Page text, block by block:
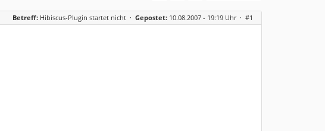
Betreff: Hibiscus-Plugin startet nicht · Gepostet: 10.08.2007 - 19:19 Uhr · #1